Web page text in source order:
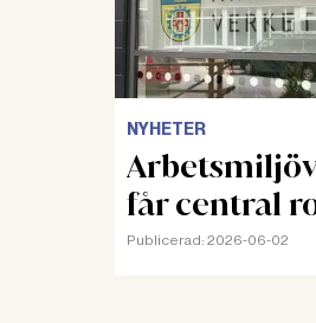
NYHETER
får central
nya strategin
Publicerad: 2026-06-02